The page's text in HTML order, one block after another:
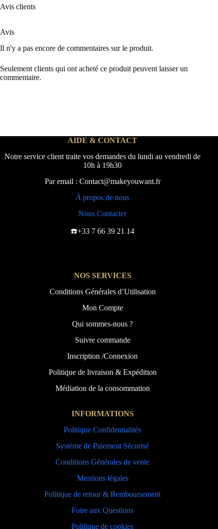
Avis clients
Avis
Il n'y a pas encore de commentaires sur le produit.
Seulement clients qui ont acheté ce produit peuvent laisser un
commentaire.
AIDE & CONTACT
Notre service client traite vos demandes du lundi au vendredi de
10h à 19h30
Par email : Contact@makeyouwant.fr
À propos de nous
Nous Contacter
☎️+33 7 66 39 21 14
NOS SERVICES
Conditions Générales d’Utilisation
Mon Compte
Qui sommes-nous ?
Suivre commande
Inscription /Connexion
Politique de livraison & Expédition
Médiation de la consommation
INFORMATIONS
Politique Confidentialités
Système de Paiement Sécurisé
Conditions Générales de vente
Mentions légales
Politique de retour & Remboursement
Foire aux Questions
Politique de cookies